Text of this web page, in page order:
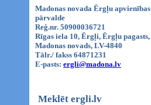
Madonas novada Ērgļu apvienības
pārvalde
Reģ.nr. 50900036721
Rīgas iela 10, Ērgļi, Ērgļu pagasts,
Madonas novads, LV-4840
Tālr./ fakss 64871231
E-pasts: ergli@madona.lv
Meklēt ergli.lv